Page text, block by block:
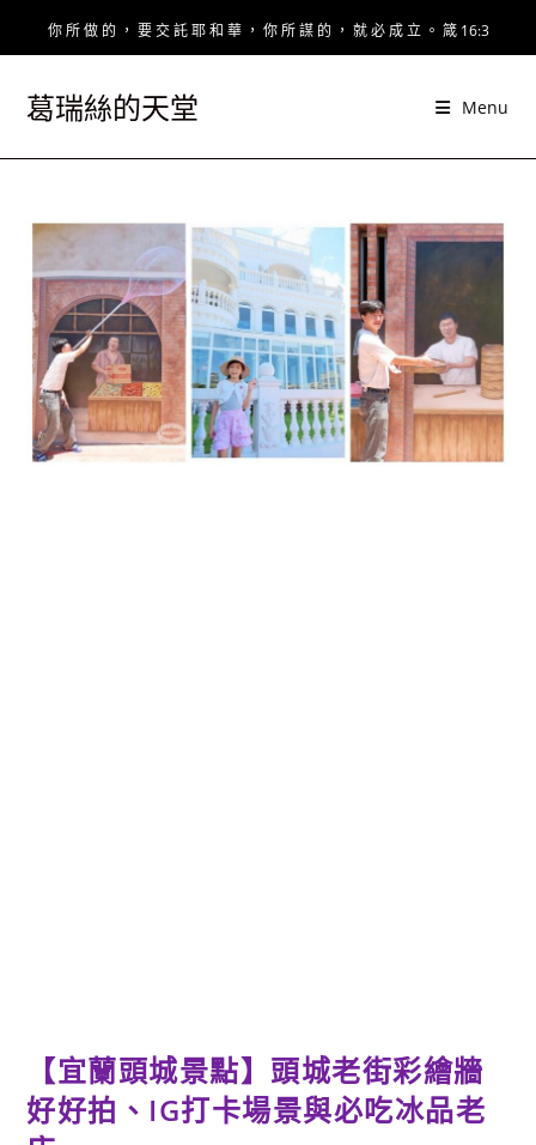
你 所 做 的 ， 要 交 託 耶 和 華 ， 你 所 謀 的 ， 就 必 成 立 。 箴 16:3
葛瑞絲的天堂 Menu
【宜蘭頭城景點】頭城老街彩繪牆
好好拍、IG打卡場景與必吃冰品老